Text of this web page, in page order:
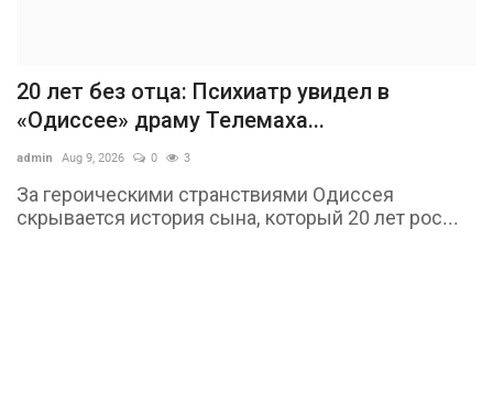
20 лет без отца: Психиатр увидел в
«Одиссее» драму Телемаха...
admin Aug 9, 2026 0 3
За героическими странствиями Одиссея
скрывается история сына, который 20 лет рос...